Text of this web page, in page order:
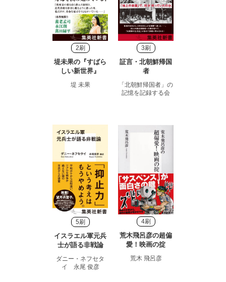
2刷
堤未果の『すばら
しい新世界』
堤 未果
3刷
証言・北朝鮮帰国
者
「北朝鮮帰国者」の
記憶を記録する会
5刷
イスラエル軍元兵
士が語る非戦論
ダニー・ネフセタ
イ 永尾 俊彦
4刷
荒木飛呂彦の超偏
愛！映画の掟
荒木 飛呂彦